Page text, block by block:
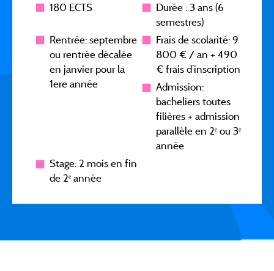
180 ECTS
Durée : 3 ans (6
semestres)
Rentrée: septembre
ou rentrée décalée
en janvier pour la
1ere année
Frais de scolarité: 9
800 € / an + 490
€ frais d’inscription
Admission:
bacheliers toutes
filières + admission
parallèle en 2ᵉ ou 3ᵉ
année
Stage: 2 mois en fin
de 2ᵉ année